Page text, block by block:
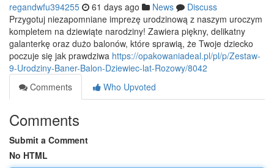
regandwfu394255 61 days ago News
Discuss
Przygotuj niezapomniane imprezę urodzinową z naszym uroczym
kompletem na dziewiąte narodziny! Zawiera piękny, delikatny
galanterkę oraz dużo balonów, które sprawią, że Twoje dziecko
poczuje się jak prawdziwa https://opakowaniadeal.pl/pl/p/Zestaw-
9-Urodziny-Baner-Balon-Dziewiec-lat-Rozowy/8042
Comments
Who Upvoted
Comments
Submit a Comment
No HTML